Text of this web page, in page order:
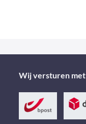
Wij versturen met